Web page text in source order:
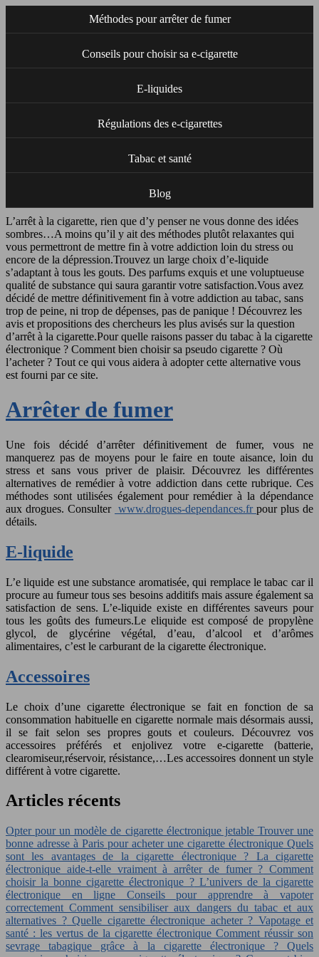
Méthodes pour arrêter de fumer
Conseils pour choisir sa e-cigarette
E-liquides
Régulations des e-cigarettes
Tabac et santé
Blog
L’arrêt à la cigarette, rien que d’y penser ne vous donne des idées
sombres…A moins qu’il y ait des méthodes plutôt relaxantes qui
vous permettront de mettre fin à votre addiction loin du stress ou
encore de la dépression.Trouvez un large choix d’e-liquide
s’adaptant à tous les gouts. Des parfums exquis et une voluptueuse
qualité de substance qui saura garantir votre satisfaction.Vous avez
décidé de mettre définitivement fin à votre addiction au tabac, sans
trop de peine, ni trop de dépenses, pas de panique ! Découvrez les
avis et propositions des chercheurs les plus avisés sur la question
d’arrêt à la cigarette.Pour quelle raisons passer du tabac à la cigarette
électronique ? Comment bien choisir sa pseudo cigarette ? Où
l’acheter ? Tout ce qui vous aidera à adopter cette alternative vous
est fourni par ce site.
Arrêter de fumer
Une fois décidé d’arrêter définitivement de fumer, vous ne
manquerez pas de moyens pour le faire en toute aisance, loin du
stress et sans vous priver de plaisir. Découvrez les différentes
alternatives de remédier à votre addiction dans cette rubrique. Ces
méthodes sont utilisées également pour remédier à la dépendance
aux drogues. Consulter www.drogues-dependances.fr pour plus de
détails.
E-liquide
L’e liquide est une substance aromatisée, qui remplace le tabac car il
procure au fumeur tous ses besoins additifs mais assure également sa
satisfaction de sens. L’e-liquide existe en différentes saveurs pour
tous les goûts des fumeurs.Le eliquide est composé de propylène
glycol, de glycérine végétal, d’eau, d’alcool et d’arômes
alimentaires, c’est le carburant de la cigarette électronique.
Accessoires
Le choix d’une cigarette électronique se fait en fonction de sa
consommation habituelle en cigarette normale mais désormais aussi,
il se fait selon ses propres gouts et couleurs. Découvrez vos
accessoires préférés et enjolivez votre e-cigarette (batterie,
clearomiseur,réservoir, résistance,…Les accessoires donnent un style
différent à votre cigarette.
Articles récents
Opter pour un modèle de cigarette électronique jetableTrouver une
bonne adresse à Paris pour acheter une cigarette électronique Quels
sont les avantages de la cigarette électronique ? La cigarette
électronique aide-t-elle vraiment à arrêter de fumer ? Comment
choisir la bonne cigarette électronique ?L’univers de la cigarette
électronique en ligne Conseils pour apprendre à vapoter
correctement Comment sensibiliser aux dangers du tabac et aux
alternatives ?Quelle cigarette électronique acheter ? Vapotage et
santé : les vertus de la cigarette électronique Comment réussir son
sevrage tabagique grâce à la cigarette électronique ?Quels